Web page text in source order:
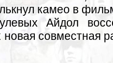
камео в
Айдол
новая совместная